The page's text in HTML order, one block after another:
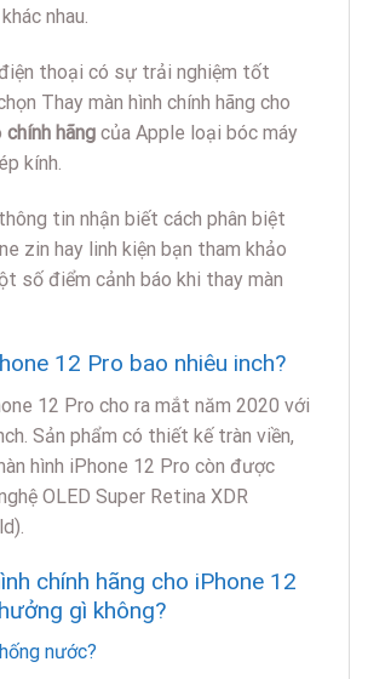
nhau.
thoại có sự trải nghiệm tốt
Thay màn hình chính hãng cho
chính hãng của Apple loại bóc máy
kính.
tin nhận biết cách phân biệt
zin hay linh kiện bạn tham khảo
số điểm cảnh báo khi thay màn
12 Pro bao nhiêu inch?
12 Pro cho ra mắt năm 2020 với
Sản phẩm có thiết kế tràn viền,
hình iPhone 12 Pro còn được
OLED Super Retina XDR
chính hãng cho iPhone 12
gì không?
nước?